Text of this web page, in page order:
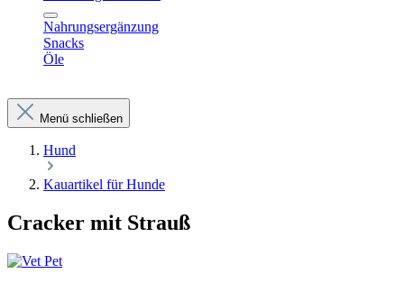
Nahrungsergänzung
Snacks
Öle
Menü schließen
Hund
Kauartikel für Hunde
Cracker mit Strauß